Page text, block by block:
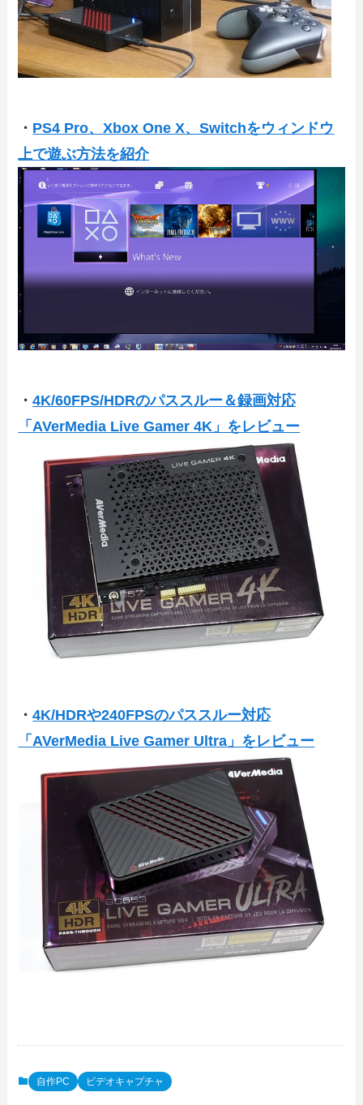
・ PS4 Pro、Xbox One X、Switchをウィンドウ
上で遊ぶ方法を紹介
・4K/60FPS/HDRのパススルー＆録画対応
「AVerMedia Live Gamer 4K」をレビュー
・4K/HDRや240FPSのパススルー対応
「AVerMedia Live Gamer Ultra」をレビュー
自作PC ビデオキャプチャ